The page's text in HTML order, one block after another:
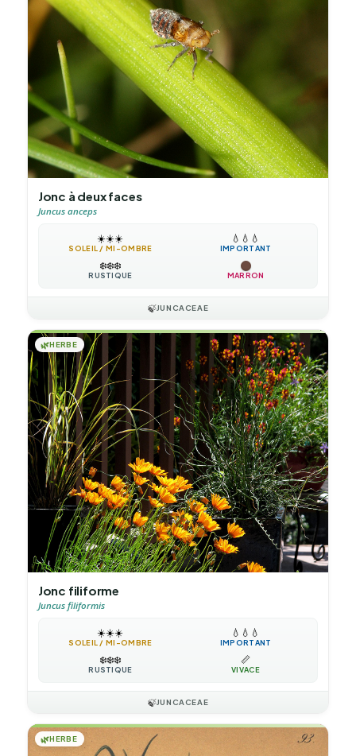
Jonc à deux faces
Juncus anceps
☀️☀️☀️
SOLEIL / MI-OMBRE
💧 💧 💧
IMPORTANT
❄️❄️❄️
RUSTIQUE MARRON
🍃JUNCACEAE
🌿HERBE
Jonc filiforme
Juncus filiformis
☀️☀️☀️
SOLEIL / MI-OMBRE
💧 💧 💧
IMPORTANT
❄️❄️❄️
RUSTIQUE
📏
VIVACE
🍃JUNCACEAE
🌿HERBE